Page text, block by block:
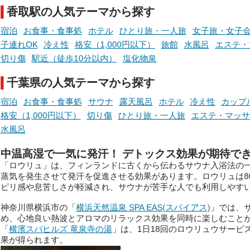
お風呂でリラックスしているか
らこそ向き合える、大切な自分
の本音。
りの温まった心のまま相談でき
たら素敵ですよね。
は、そんなあなたの心のつぶや
きをプロの占い師に相談するこ
とができるサービスです。
おふろパス会員様なら、この特
別なひとときを「毎月10分無
料」でご利用いただけます。
ら、日本各地にある炭酸水素
泉を12施設セレクト。すべて
日帰り入浴可能で、源泉かけ
しと泉質の良さにこだわりつ
つ、万人におすすめしたい施
を厳選しました。
香取駅の人気テーマから探す
宿泊 お食事・食事処 ホテル ひとり旅・一人旅 女子旅・女子
子連れOK
冷え性 格安（1,000円以下） 旅館 水風呂 エステ
切り傷
駅近（徒歩10分以内） 塩化物泉
千葉県の人気テーマから探す
宿泊 お食事・食事処 サウナ 露天風呂 ホテル 冷え性 カップ
格安（1,000円以下）
切り傷 ひとり旅・一人旅 エステ・マッ
水風呂
中温高湿で一気に発汗！ デトックス効果が期待で
「ロウリュ」は、フィンランドに古くから伝わるサウナ入浴法
蒸気を発生させて発汗を促進させる効果があります。ロウリュは
ピリ感や息苦しさが軽減され、サウナが苦手な人でも利用しやす
神奈川県横浜市の「横浜天然温泉 SPA EAS(スパイアス) 」では、
め、心地良い熱波とアロマのリラックス効果を同時に楽しむこと
「横濱スパヒルズ 竜泉寺の湯」は、1日18回のロウリュウサービ
果が得られます。